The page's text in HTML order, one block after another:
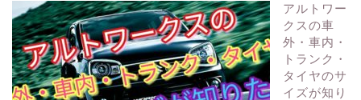
アルトワー
クスの車
外・車内・
トランク・
タイヤのサ
イズが知り